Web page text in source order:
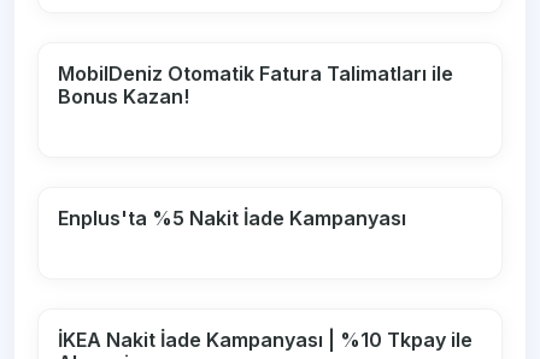
MobilDeniz Otomatik Fatura Talimatları ile
Bonus Kazan!
Enplus'ta %5 Nakit İade Kampanyası
İKEA Nakit İade Kampanyası | %10 Tkpay ile